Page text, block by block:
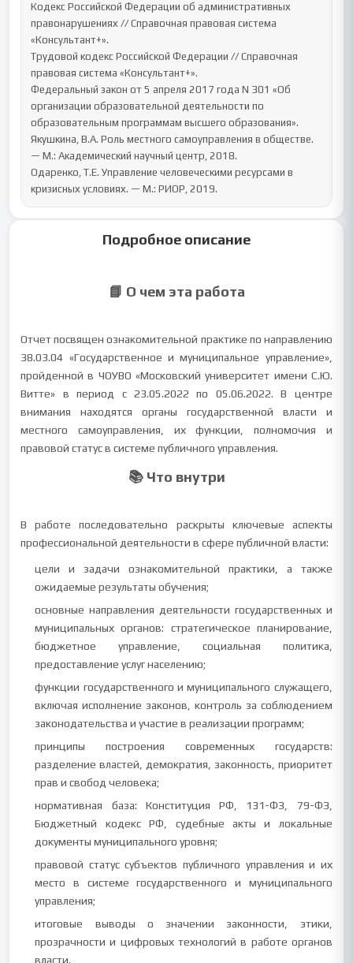
Кодекс Российской Федерации об административных
правонарушениях // Справочная правовая система
«Консультант+».
Трудовой кодекс Российской Федерации // Справочная
правовая система «Консультант+».
Федеральный закон от 5 апреля 2017 года N 301 «Об
организации образовательной деятельности по
образовательным программам высшего образования».
Якушкина, В.А. Роль местного самоуправления в обществе.
— М.: Академический научный центр, 2018.
Одаренко, Т.Е. Управление человеческими ресурсами в
кризисных условиях. — М.: РИОР, 2019.
Подробное описание
📘 О чем эта работа
Отчет посвящен ознакомительной практике по направлению
38.03.04 «Государственное и муниципальное управление»,
пройденной в ЧОУВО «Московский университет имени С.Ю.
Витте» в период с 23.05.2022 по 05.06.2022. В центре
внимания находятся органы государственной власти и
местного самоуправления, их функции, полномочия и
правовой статус в системе публичного управления.
📚 Что внутри
В работе последовательно раскрыты ключевые аспекты
профессиональной деятельности в сфере публичной власти:
цели и задачи ознакомительной практики, а также
ожидаемые результаты обучения;
основные направления деятельности государственных и
муниципальных органов: стратегическое планирование,
бюджетное управление, социальная политика,
предоставление услуг населению;
функции государственного и муниципального служащего,
включая исполнение законов, контроль за соблюдением
законодательства и участие в реализации программ;
принципы построения современных государств:
разделение властей, демократия, законность, приоритет
прав и свобод человека;
нормативная база: Конституция РФ, 131-ФЗ, 79-ФЗ,
Бюджетный кодекс РФ, судебные акты и локальные
документы муниципального уровня;
правовой статус субъектов публичного управления и их
место в системе государственного и муниципального
управления;
итоговые выводы о значении законности, этики,
прозрачности и цифровых технологий в работе органов
власти.